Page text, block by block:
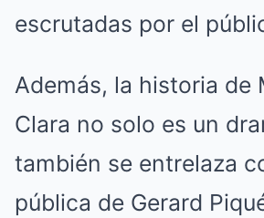
escrutadas por el
Además, la historia de
Clara no solo es un
también se entrelaza
pública de Gerard